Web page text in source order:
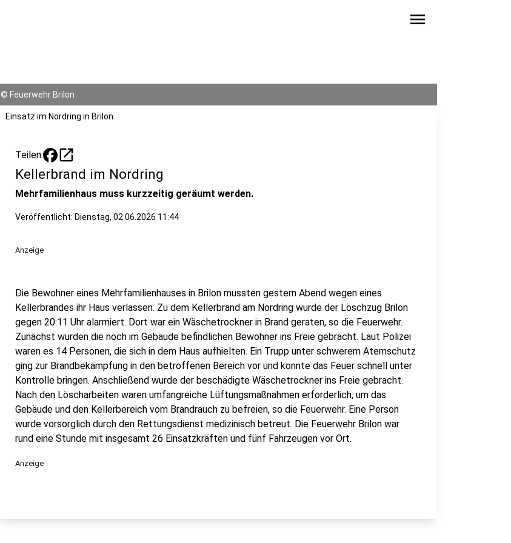
menu
© Feuerwehr Brilon
Einsatz im Nordring in Brilon
Teilen: open_in_new
Kellerbrand im Nordring
Mehrfamilienhaus muss kurzzeitig geräumt werden.
Veröffentlicht: Dienstag, 02.06.2026 11:44
Anzeige
Die Bewohner eines Mehrfamilienhauses in Brilon mussten gestern Abend wegen eines
Kellerbrandes ihr Haus verlassen. Zu dem Kellerbrand am Nordring wurde der Löschzug Brilon
gegen 20:11 Uhr alarmiert. Dort war ein Wäschetrockner in Brand geraten, so die Feuerwehr.
Zunächst wurden die noch im Gebäude befindlichen Bewohner ins Freie gebracht. Laut Polizei
waren es 14 Personen, die sich in dem Haus aufhielten. Ein Trupp unter schwerem Atemschutz
ging zur Brandbekämpfung in den betroffenen Bereich vor und konnte das Feuer schnell unter
Kontrolle bringen. Anschließend wurde der beschädigte Wäschetrockner ins Freie gebracht.
Nach den Löscharbeiten waren umfangreiche Lüftungsmaßnahmen erforderlich, um das
Gebäude und den Kellerbereich vom Brandrauch zu befreien, so die Feuerwehr. Eine Person
wurde vorsorglich durch den Rettungsdienst medizinisch betreut. Die Feuerwehr Brilon war
rund eine Stunde mit insgesamt 26 Einsatzkräften und fünf Fahrzeugen vor Ort.
Anzeige